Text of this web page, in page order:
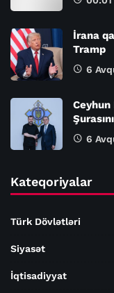
İrana
Tramp
6
6
Kateqoriyalar
Türk Dövlətləri
Siyasət
İqtisadiyyat